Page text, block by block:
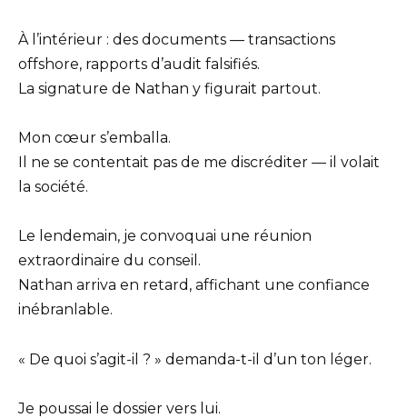
À l’intérieur : des documents — transactions
offshore, rapports d’audit falsifiés.
La signature de Nathan y figurait partout.
Mon cœur s’emballa.
Il ne se contentait pas de me discréditer — il volait
la société.
Le lendemain, je convoquai une réunion
extraordinaire du conseil.
Nathan arriva en retard, affichant une confiance
inébranlable.
« De quoi s’agit-il ? » demanda-t-il d’un ton léger.
Je poussai le dossier vers lui.